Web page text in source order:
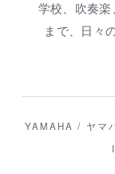
学校、吹奏
まで、日々
YAMAHA / ヤマ